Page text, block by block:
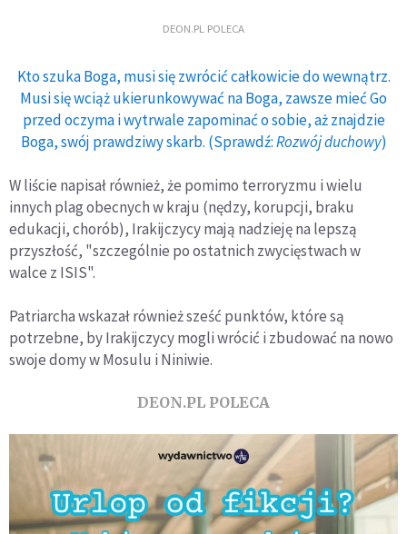
DEON.PL POLECA
Kto szuka Boga, musi się zwrócić całkowicie do wewnątrz.
Musi się wciąż ukierunkowywać na Boga, zawsze mieć Go
przed oczyma i wytrwale zapominać o sobie, aż znajdzie
Boga, swój prawdziwy skarb. (Sprawdź:Rozwój duchowy)
W liście napisał również, że pomimo terroryzmu i wielu
innych plag obecnych w kraju (nędzy, korupcji, braku
edukacji, chorób), Irakijczycy mają nadzieję na lepszą
przyszłość, "szczególnie po ostatnich zwycięstwach w
walce z ISIS".
Patriarcha wskazał również sześć punktów, które są
potrzebne, by Irakijczycy mogli wrócić i zbudować na nowo
swoje domy w Mosulu i Niniwie.
DEON.PL POLECA